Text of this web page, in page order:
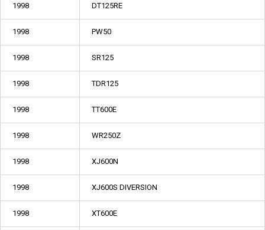
1998 DT125RE
1998 PW50
1998 SR125
1998 TDR125
1998 TT600E
1998 WR250Z
1998 XJ600N
1998 XJ600S DIVERSION
1998 XT600E